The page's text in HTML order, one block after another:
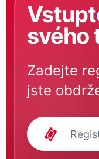
svého
Zadejte
jste